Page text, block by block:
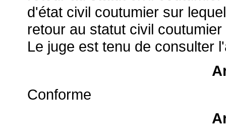
d'état civil coutumier sur
retour au statut civil
Le juge est tenu de consulter
Conforme